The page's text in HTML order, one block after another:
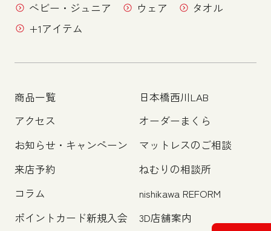
ベビー・ジュニア
ウェア
タオル
+1アイテム
商品一覧
アクセス
お知らせ・キャンペーン
来店予約
コラム
ポイントカード新規入会
日本橋西川LAB
オーダーまくら
マットレスのご相談
ねむりの相談所
nishikawa REFORM
3D店舗案内